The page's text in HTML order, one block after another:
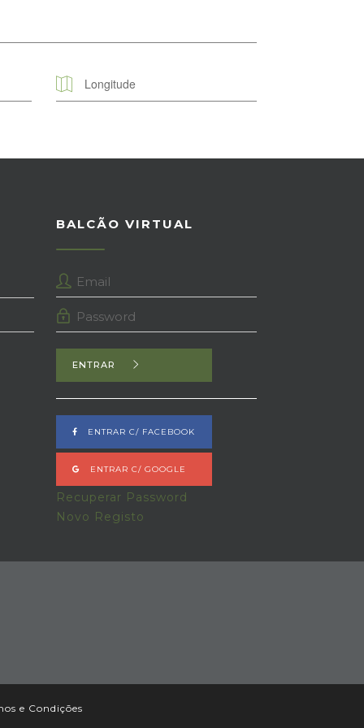
BALCÃO VIRTUAL
ENTRAR
ENTRAR C/ FACEBOOK
ENTRAR C/ GOOGLE
Recuperar Password
Novo Registo
e Condições